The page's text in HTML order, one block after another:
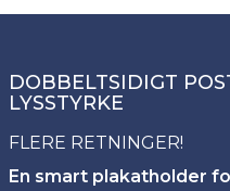
DOBBELTSIDIGT
LYSSTYRKE
FLERE RETNINGER!
En smart plakatholder